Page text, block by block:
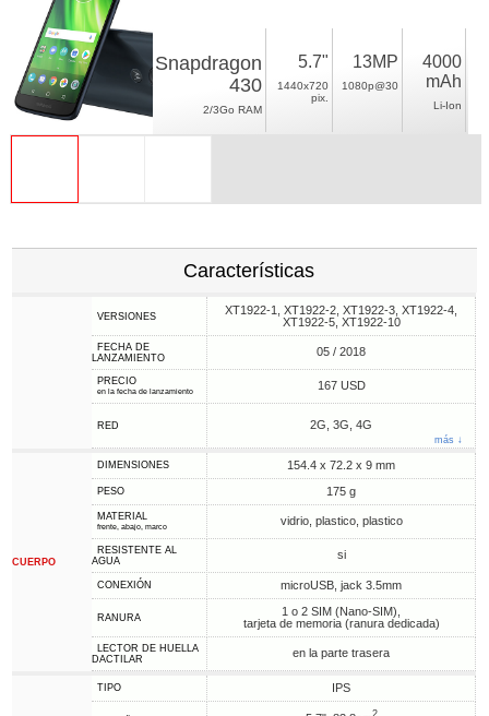
Snapdragon
430
2/3Go RAM
5.7"
1440x720
pix.
13MP
1080p@30
4000
mAh
Li-Ion
Características
VERSIONES
XT1922-1, XT1922-2, XT1922-3, XT1922-4,
XT1922-5, XT1922-10
FECHA DE
LANZAMIENTO
05 / 2018
PRECIO
en la fecha de lanzamiento 167 USD
RED 2G, 3G, 4G
más ↓
CUERPO
DIMENSIONES 154.4 x 72.2 x 9 mm
PESO 175 g
MATERIAL
frente, abajo, marco vidrio, plastico, plastico
RESISTENTE AL
AGUA
si
CONEXIÓN microUSB, jack 3.5mm
RANURA
1 o 2 SIM (Nano-SIM),
tarjeta de memoria (ranura dedicada)
LECTOR DE HUELLA
DACTILAR
en la parte trasera
TIPO IPS
2